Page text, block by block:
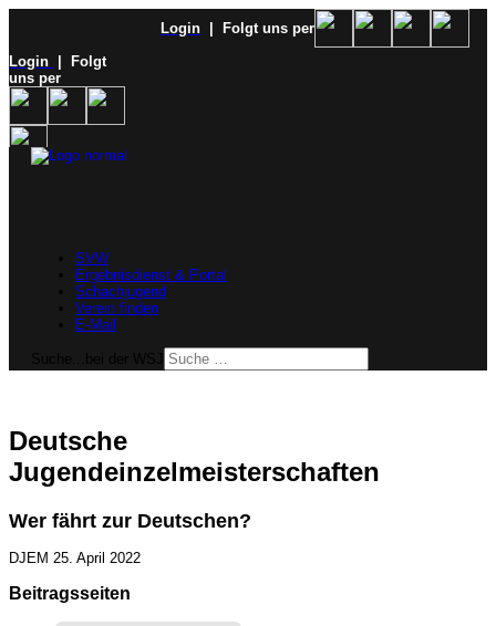
Login
| Folgt uns per
Login
| Folgt
uns per
SVW
Ergebnisdienst & Portal
Schachjugend
Verein finden
E-Mail
Deutsche
Jugendeinzelmeisterschaften
Wer fährt zur Deutschen?
DJEM 25. April 2022
Beitragsseiten